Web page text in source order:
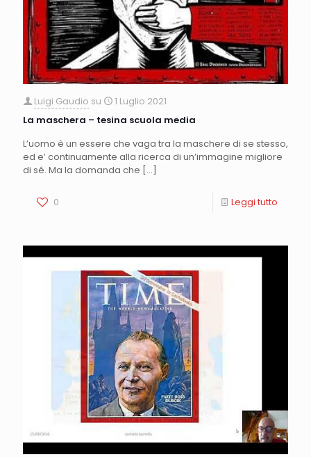
Luigi Gaudio su
1 Luglio 2021
La maschera – tesina scuola media
L’uomo è un essere che vaga tra la maschere di se stesso,
ed e’ continuamente alla ricerca di un’immagine migliore
di sé. Ma la domanda che […]
0 Leggi tutto